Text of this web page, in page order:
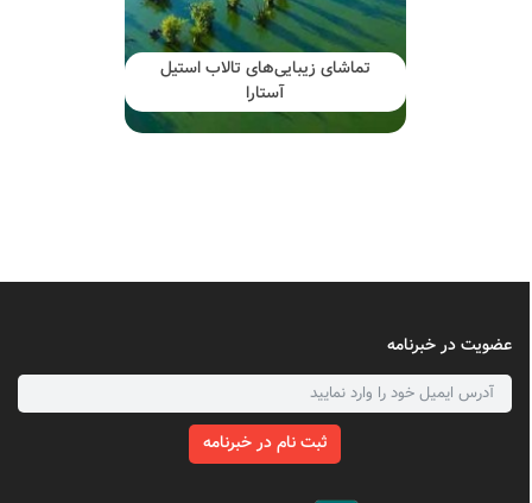
تماشای زیبایی‌های تالاب استیل
آستارا
عضویت در خبرنامه
ثبت نام در خبرنامه